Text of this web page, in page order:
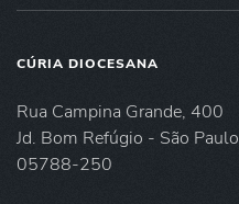
CÚRIA DIOCESANA
Rua Campina Grande, 400
Jd. Bom Refúgio - São Paulo
05788-250